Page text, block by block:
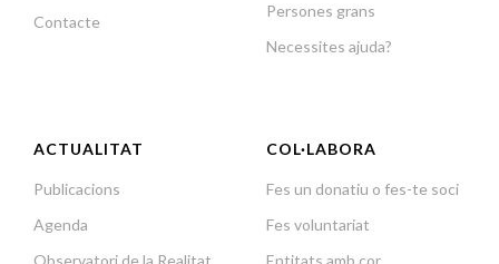
Contacte
Persones grans
Necessites ajuda?
ACTUALITAT
Publicacions
Agenda
COL·LABORA
Fes un donatiu o fes-te soci
Fes voluntariat